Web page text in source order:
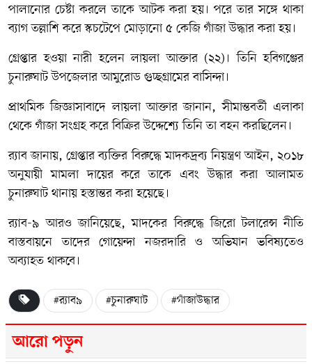
পালানোর চেষ্টা করলে তাকে আটক করা হয়। পরে তার সঙ্গে থাকা
ব্যাগ তল্লাশি করে স্কচটেপে মোড়ানো ৫ কেজি গাঁজা উদ্ধার করা হয়।
গ্রেপ্তার হওয়া নারী হলেন লায়লা আক্তার (২২)। তিনি হবিগঞ্জের
চুনারুঘাট উপজেলার আমুরোড গুচ্ছগ্রামের বাসিন্দা।
প্রাথমিক জিজ্ঞাসাবাদে লায়লা আক্তার জানান, সীমান্তবর্তী এলাকা
থেকে গাঁজা সংগ্রহ করে বিক্রির উদ্দেশ্যে তিনি তা বহন করছিলেন।
র‌্যাব জানায়, গ্রেপ্তার ব্যক্তির বিরুদ্ধে মাদকদ্রব্য নিয়ন্ত্রণ আইন, ২০১৮
অনুযায়ী মামলা দায়ের করে তাকে এবং উদ্ধার করা আলামত
চুনারুঘাট থানায় হস্তান্তর করা হয়েছে।
র‌্যাব-৯ আরও জানিয়েছে, মাদকের বিরুদ্ধে জিরো টলারেন্স নীতি
বাস্তবায়নে তাদের গোয়েন্দা নজরদারি ও অভিযান ভবিষ্যতেও
অব্যাহত থাকবে।
#র‍্যাব৯ #চুনারুঘাট #গাঁজাউদ্ধার
আরো পড়ুন